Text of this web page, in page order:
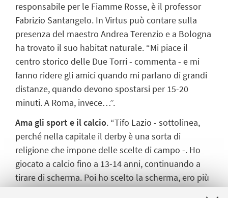
responsabile per le Fiamme Rosse, è il professor
Fabrizio Santangelo. In Virtus può contare sulla
presenza del maestro Andrea Terenzio e a Bologna
ha trovato il suo habitat naturale. “Mi piace il
centro storico delle Due Torri - commenta - e mi
fanno ridere gli amici quando mi parlano di grandi
distanze, quando devono spostarsi per 15-20
minuti. A Roma, invece…”.
Ama gli sport e il calcio. “Tifo Lazio - sottolinea,
perché nella capitale il derby è una sorta di
religione che impone delle scelte di campo -. Ho
giocato a calcio fino a 13-14 anni, continuando a
tirare di scherma. Poi ho scelto la scherma, ero più